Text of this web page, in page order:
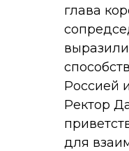
глава
Россией
Ректор
для